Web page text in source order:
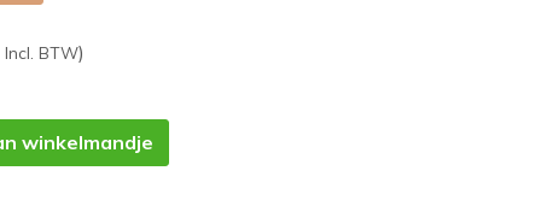
Incl. BTW)
winkelmandje